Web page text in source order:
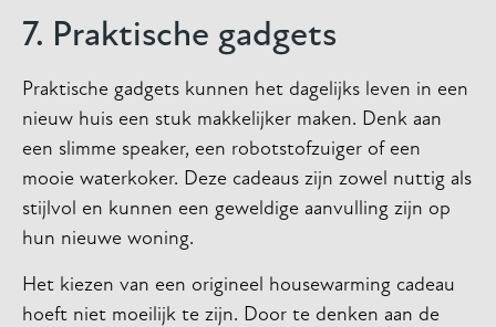
7. Praktische gadgets
Praktische gadgets kunnen het dagelijks leven in een
nieuw huis een stuk makkelijker maken. Denk aan
een slimme speaker, een robotstofzuiger of een
mooie waterkoker. Deze cadeaus zijn zowel nuttig als
stijlvol en kunnen een geweldige aanvulling zijn op
hun nieuwe woning.
Het kiezen van een origineel housewarming cadeau
hoeft niet moeilijk te zijn. Door te denken aan de